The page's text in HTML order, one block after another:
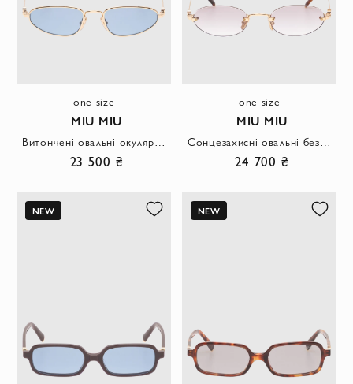
one size
MIU MIU
23 500 ₴
one size
MIU MIU
24 700 ₴
NEW NEW